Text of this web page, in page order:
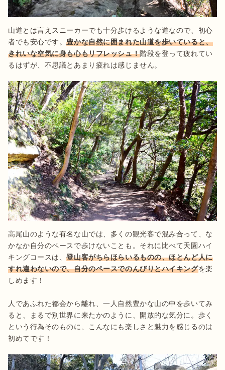
山道とは言えスニーカーでも十分歩けるような道なので、初心
者でも安心です。豊かな自然に囲まれた山道を歩いていると、
きれいな空気に身も心もリフレッシュ！階段を登って疲れてい
るはずが、不思議とあまり疲れは感じません。
高尾山のような有名な山では、多くの観光客で混み合って、な
かなか自分のペースで歩けないことも。それに比べて天園ハイ
キングコースは、登山客がちらほらいるものの、ほとんど人に
すれ違わないので、自分のペースでのんびりとハイキングを楽
しめます！
人であふれた都会から離れ、一人自然豊かな山の中を歩いてみ
ると、まるで別世界に来たかのように、開放的な気分に。歩く
という行為そのものに、こんなにも楽しさと魅力を感じるのは
初めてです！